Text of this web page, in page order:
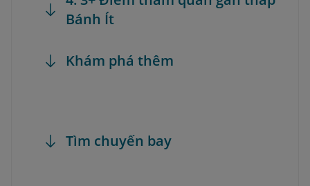
Bánh Ít
Khám phá thêm
Tìm chuyến bay